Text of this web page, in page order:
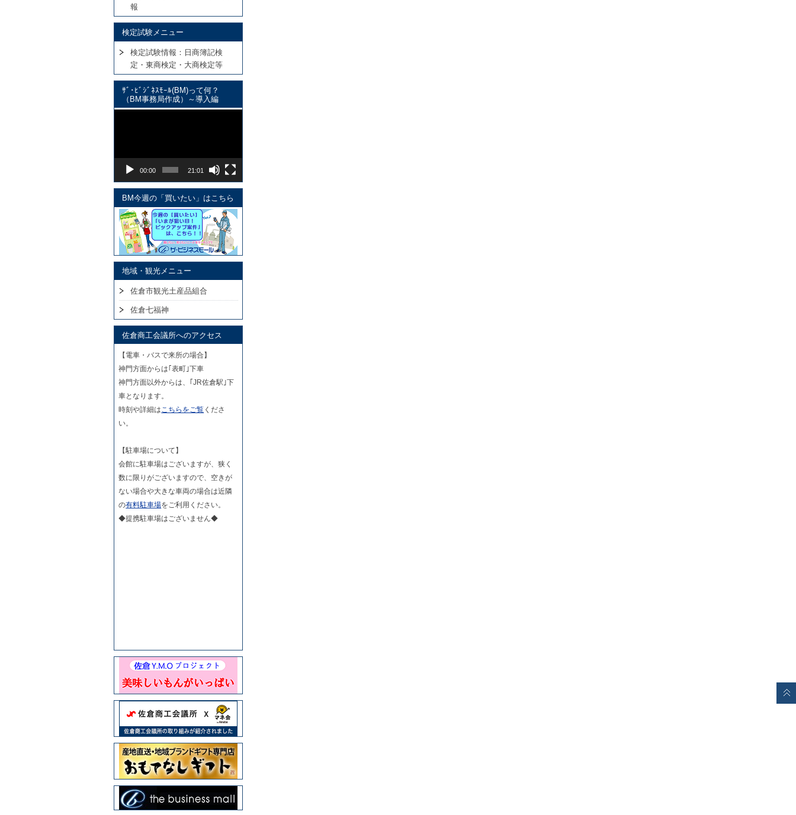
報
検定試験メニュー
検定試験情報：日商簿記検
定・東商検定・大商検定等
ｻﾞ･ﾋﾞｼﾞﾈｽﾓｰﾙ(BM)って何？
（BM事務局作成）～導入編
レ
ヤ
00:00 21:01
BM今週の「買いたい」はこちら
地域・観光メニュー
佐倉市観光土産品組合
佐倉七福神
佐倉商工会議所へのアクセス
【電車・バスで来所の場合】
神門方面からは｢表町｣下車
神門方面以外からは、｢JR佐倉駅｣下
車となります。
時刻や詳細は こちらをご覧 くださ
い。
【駐車場について】
会館に駐車場はございますが、狭く
数に限りがございますので、空きが
ない場合や大きな車両の場合は近隣
の有料駐車場をご利用ください。
◆提携駐車場はございません◆